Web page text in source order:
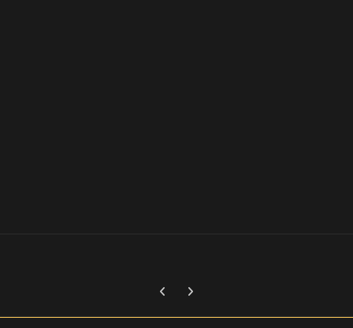
Previous carousel slide
Next carousel slide